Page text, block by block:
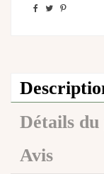
Détails
Avis